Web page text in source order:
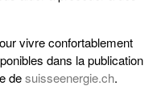
vivre confortablement
dans la publication
desuisseenergie.ch.